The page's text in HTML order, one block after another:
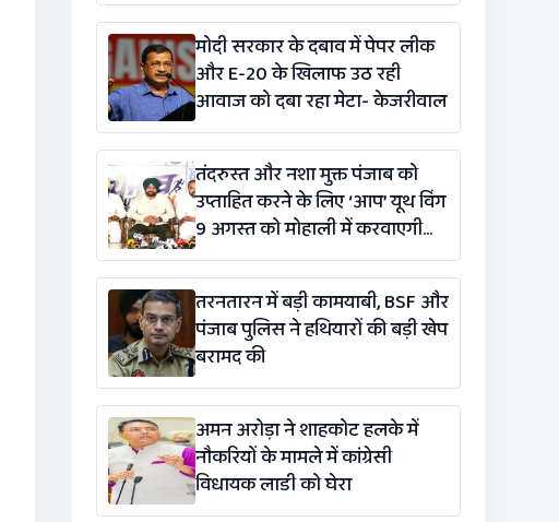
मोदी सरकार के दबाव में पेपर लीक
और E-20 के खिलाफ उठ रही
आवाज को दबा रहा मेटा- केजरीवाल
तंदरुस्त और नशा मुक्त पंजाब को
उप्ताहित करने के लिए ‘आप’ यूथ विंग
9 अगस्त को मोहाली में करवाएगी
मैराथन
तरनतारन में बड़ी कामयाबी, BSF और
पंजाब पुलिस ने हथियारों की बड़ी खेप
बरामद की
अमन अरोड़ा ने शाहकोट हलके में
नौकरियों के मामले में कांग्रेसी
विधायक लाडी को घेरा